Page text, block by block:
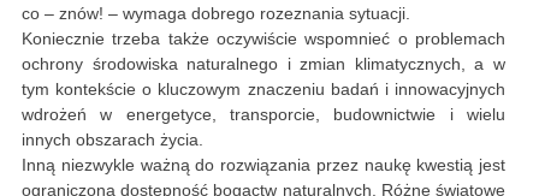
co – znów! – wymaga dobrego rozeznania sytuacji.
Koniecznie trzeba także oczywiście wspomnieć o problemach
ochrony środowiska naturalnego i zmian klimatycznych, a w
tym kontekście o kluczowym znaczeniu badań i innowacyjnych
wdrożeń w energetyce, transporcie, budownictwie i wielu
innych obszarach życia.
Inną niezwykle ważną do rozwiązania przez naukę kwestią jest
ograniczona dostępność bogactw naturalnych. Różne światowe